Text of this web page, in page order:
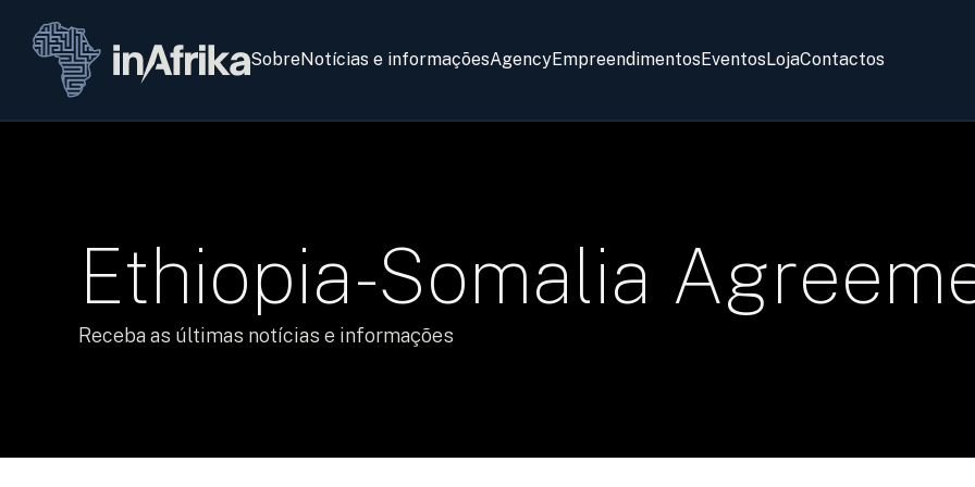
SobreNotícias e informaçõesAgencyEmpreendimentosEventosLojaContactos
Ethiopia-Somalia
Receba as últimas notícias e informações